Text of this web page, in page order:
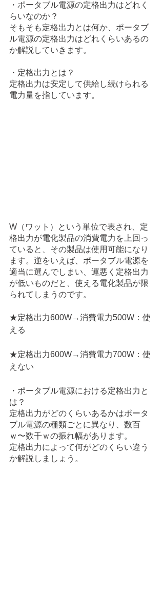
・ポータブル電源の定格出力はどれく
らいなのか？
そもそも定格出力とは何か、ポータブ
ル電源の定格出力はどれくらいあるの
か解説していきます。
・定格出力とは？
定格出力は安定して供給し続けられる
電力量を指しています。
W（ワット）という単位で表され、定
格出力が電化製品の消費電力を上回っ
ていると、その製品は使用可能になり
ます。逆をいえば、ポータブル電源を
適当に選んでしまい、運悪く定格出力
が低いものだと、使える電化製品が限
られてしまうのです。
★定格出力600W→消費電力500W：使
える
★定格出力600W→消費電力700W：使
えない
・ポータブル電源における定格出力と
は？
定格出力がどのくらいあるかはポータ
ブル電源の種類ごとに異なり、数百
ｗ〜数千ｗの振れ幅があります。
定格出力によって何がどのくらい違う
か解説しましょう。